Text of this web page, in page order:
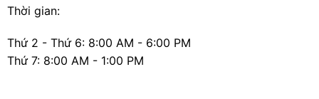
Thời gian:
Thứ 2 - Thứ 6: 8:00 AM - 6:00 PM
Thứ 7: 8:00 AM - 1:00 PM